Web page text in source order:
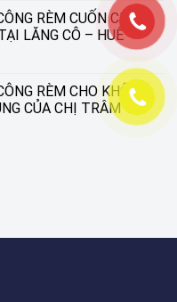
RÈM CUỐN CHO
LĂNG CÔ – HUẾ
RÈM CHO KHÔNG
CỦA CHỊ TRÂM TẠI